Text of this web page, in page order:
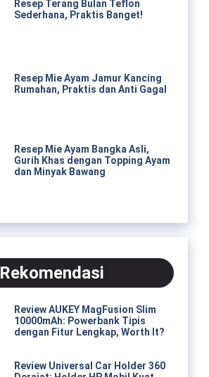
Resep Terang Bulan Teflon
Sederhana, Praktis Banget!
Resep Mie Ayam Jamur Kancing
Rumahan, Praktis dan Anti Gagal
Resep Mie Ayam Bangka Asli,
Gurih Khas dengan Topping Ayam
dan Minyak Bawang
Rekomendasi
Review AUKEY MagFusion Slim
10000mAh: Powerbank Tipis
dengan Fitur Lengkap, Worth It?
Review Universal Car Holder 360